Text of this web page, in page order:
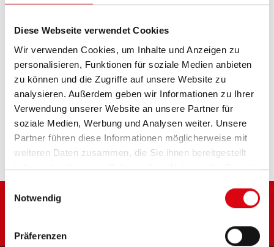
Diese Webseite verwendet Cookies
Wir verwenden Cookies, um Inhalte und Anzeigen zu
personalisieren, Funktionen für soziale Medien anbieten
zu können und die Zugriffe auf unsere Website zu
analysieren. Außerdem geben wir Informationen zu Ihrer
Verwendung unserer Website an unsere Partner für
soziale Medien, Werbung und Analysen weiter. Unsere
Partner führen diese Informationen möglicherweise mit
weiteren Daten zusammen, die Sie ihnen bereitgestellt
haben oder die sie im Rahmen Ihrer Nutzung der Dienste
Notwendig
Präferenzen
Originalqualität zum Nachrüsten (OE).
PRODUKTDETAILS >
Diese Batterie kaufen:
HÄNDLER & EINBAUSERVICE >